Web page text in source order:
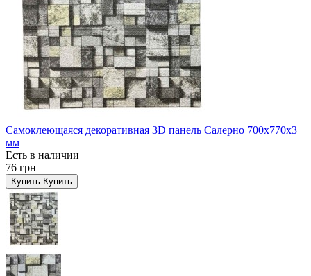
Самоклеющаяся декоративная 3D панель Салерно 700x770x3
мм
Есть в наличии
76 грн
Купить Купить